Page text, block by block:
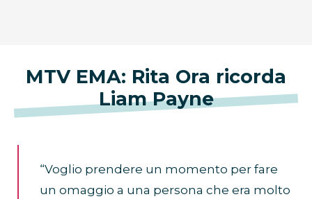
MTV EMA: Rita Ora ricorda
Liam Payne
“Voglio prendere un momento per fare
un omaggio a una persona che era molto